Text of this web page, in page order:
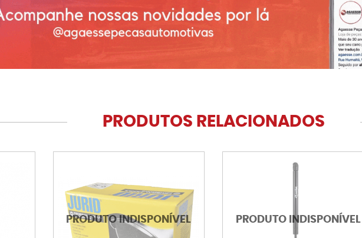
PRODUTOS RELACIONADOS